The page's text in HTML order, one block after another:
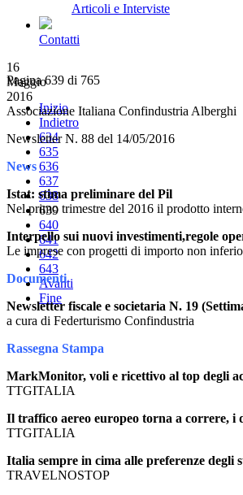
Articoli e Interviste
Contatti
16
Maggio
2016
Associazione Italiana Confindustria Alberghi
Newsletter N. 88 del 14/05/2016
News
Istat: stima preliminare del Pil
Nel primo trimestre del 2016 il prodotto
Interpello sui nuovi investimenti,regole
Le imprese con progetti di importo non
Documenti
Newsletter fiscale e societaria N. 19
a cura di Federturismo Confindustria
Rassegna Stampa
MarkMonitor, voli e ricettivo al top degli
TTGITALIA
Il traffico aereo europeo torna a correre, i
TTGITALIA
Italia sempre in cima alle preferenze degli
TRAVELNOSTOP
Pagina 639 di 765
Inizio
Indietro
634
635
636
637
638
639
640
641
642
643
Avanti
Fine